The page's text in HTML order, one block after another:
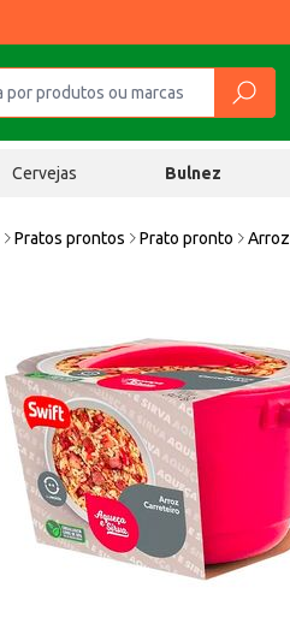
Cervejas Bulnez
Pratos prontos Prato pronto